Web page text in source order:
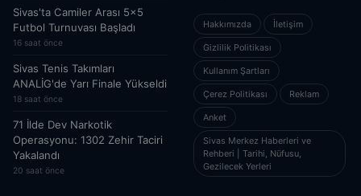
Sivas'ta Camiler Arası 5x5
Futbol Turnuvası Başladı
16 saat önce
Sivas Tenis Takımları
ANALİG'de Yarı Finale Yükseldi
18 saat önce
71 İlde Dev Narkotik
Operasyonu: 1302 Zehir Taciri
Yakalandı
20 saat önce
Hakkımızda İletişim
Gizlilik Politikası
Kullanım Şartları
Çerez Politikası Reklam
Anket
Sivas Merkez Haberleri ve
Rehberi | Tarihi, Nüfusu,
Gezilecek Yerleri